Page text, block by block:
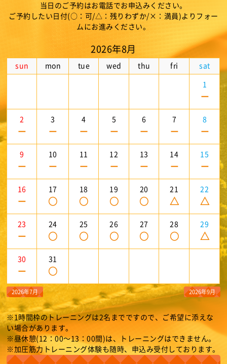
当日のご予約はお電話でお申込みください。
ご予約したい日付(○：可/△：残りわずか/×：満員)よりフォー
ムにお進みください。
2026年8月
sun mon tue wed thu fri sat
1
－
2
－
3
－
4
－
5
－
6
－
7
－
8
－
9
－
10
－
11
－
12
－
13
－
14
－
15
－
16
－
17
○
18
○
19
○
20
○
21
△
22
△
23
－
24
○
25
○
26
○
27
○
28
○
29
△
30
－
31
○
2026年7月 2026年9月
※1時間枠のトレーニングは2名までですので、ご希望に添えな
い場合があります。
※昼休憩(12：00～13：00間)は、トレーニングはできません。
※加圧筋力トレーニング体験も随時、申込み受付しております。